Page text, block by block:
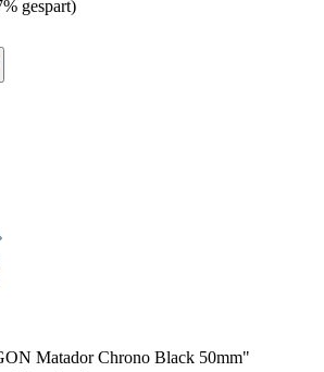
gespart)
Matador Chrono Black 50mm"